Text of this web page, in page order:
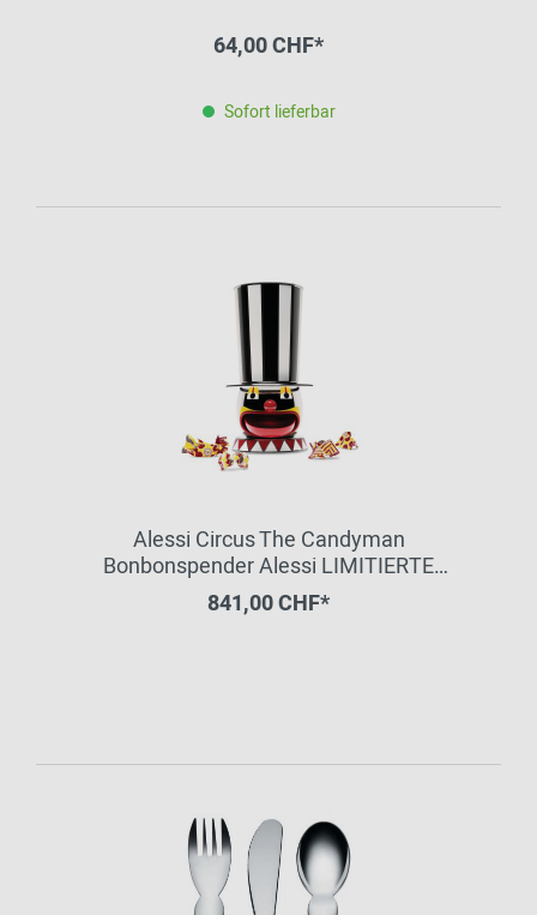
64,00 CHF*
Sofort lieferbar
Alessi Circus The Candyman
Bonbonspender Alessi LIMITIERTE
EDITION
841,00 CHF*